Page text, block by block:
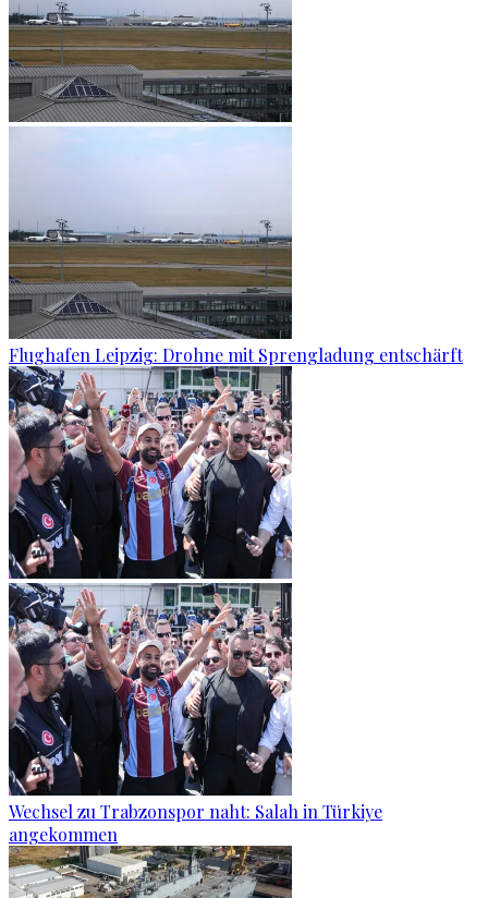
Flughafen Leipzig: Drohne mit Sprengladung entschärft
Wechsel zu Trabzonspor naht: Salah in Türkiye
angekommen